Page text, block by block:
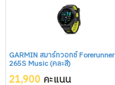
GARMIN สมาร์ทวอทช์ Forerunner
265S Music (คละสี)
21,900 คะแนน